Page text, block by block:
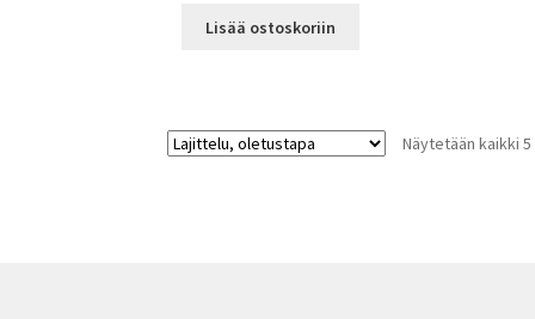
Lisää ostoskoriin
Näytetään kaikki